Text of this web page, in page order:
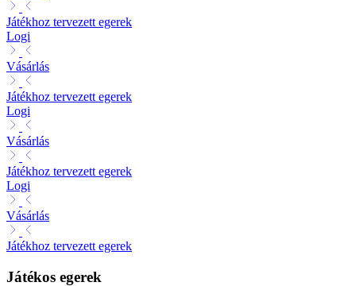
Játékhoz tervezett egerek
Logi
Vásárlás
Játékhoz tervezett egerek
Logi
Vásárlás
Játékhoz tervezett egerek
Logi
Vásárlás
Játékhoz tervezett egerek
Játékos egerek